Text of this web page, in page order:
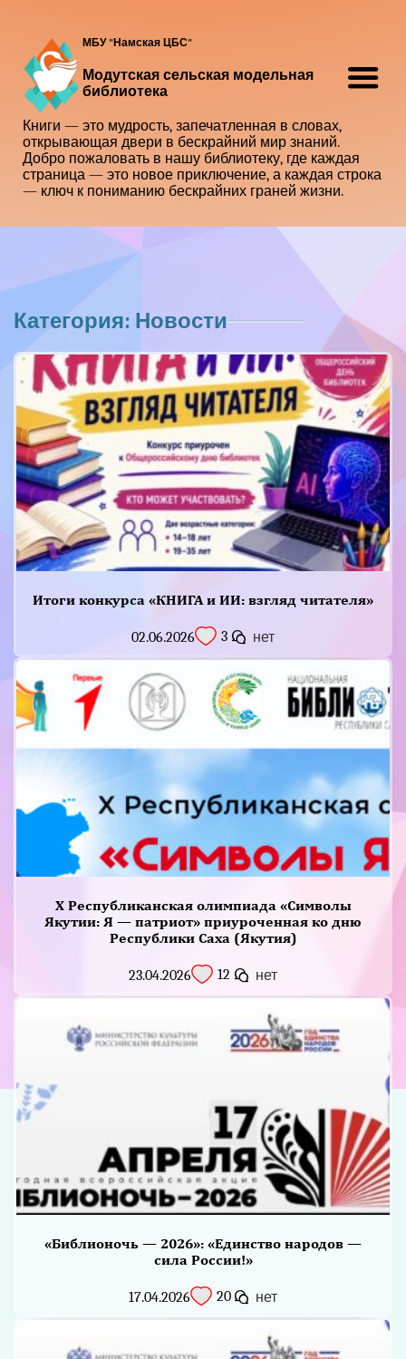
МБУ "Намская ЦБС"
Модутская сельская модельная
библиотека
Книги — это мудрость, запечатленная в словах,
открывающая двери в бескрайний мир знаний.
Добро пожаловать в нашу библиотеку, где каждая
страница — это новое приключение, а каждая строка
— ключ к пониманию бескрайних граней жизни.
Категория: Новости
Итоги конкурса «КНИГА и ИИ: взгляд читателя»
02.06.2026 3 нет
X Республиканская олимпиада «Символы
Якутии: Я — патриот» приуроченная ко дню
Республики Саха (Якутия)
23.04.2026 12 нет
«Библионочь — 2026»: «Единство народов —
сила России!»
17.04.2026 20 нет